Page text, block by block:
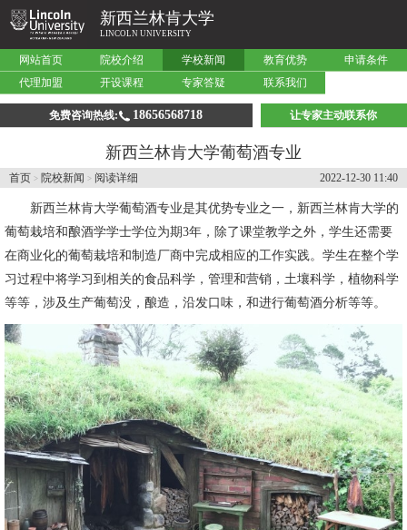
新西兰林肯大学
LINCOLN UNIVERSITY
网站首页 院校介绍 学校新闻 教育优势
申请条件
代理加盟
开设课程 专家答疑 联系我们
免费咨询热线: 18656568718 让专家主动联系你
新西兰林肯大学葡萄酒专业
2022-12-30 11:40
首页 > 院校新闻 > 阅读详细
新西兰林肯大学葡萄酒专业是其优势专业之一，新西兰林肯大学的
葡萄栽培和酿酒学学士学位为期3年，除了课堂教学之外，学生还需要
在商业化的葡萄栽培和制造厂商中完成相应的工作实践。学生在整个学
习过程中将学习到相关的食品科学，管理和营销，土壤科学，植物科学
等等，涉及生产葡萄没，酿造，沿发口味，和进行葡萄酒分析等等。